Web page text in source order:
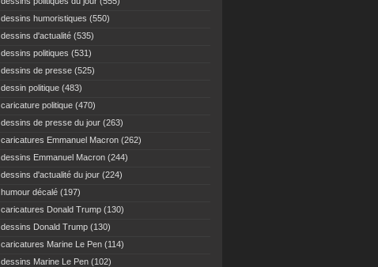
dessins humoristiques (550)
dessins d'actualité (535)
dessins politiques (531)
dessins de presse (525)
dessin politique (483)
caricature politique (470)
dessins de presse du jour (263)
caricatures Emmanuel Macron (262)
dessins Emmanuel Macron (244)
dessins d'actualité du jour (224)
humour décalé (197)
caricatures Donald Trump (130)
dessins Donald Trump (130)
caricatures Marine Le Pen (114)
dessins Marine Le Pen (102)